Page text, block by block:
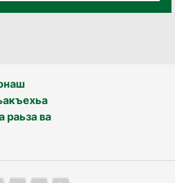
раьза ва